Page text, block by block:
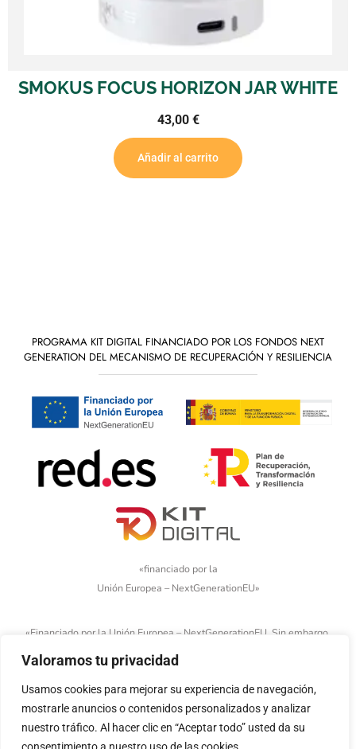
Valoramos tu privacidad
Usamos cookies para mejorar su experiencia de navegación,
mostrarle anuncios o contenidos personalizados y analizar
nuestro tráfico. Al hacer clic en “Aceptar todo” usted da su
JAR WHITE SMOKUS FOCUS
PROGRAMA KIT DIGITAL FINANCIADO POR LOS FONDOS NEXT
GENERATION DEL MECANISMO DE RECUPERACIÓN Y RESILIENCIA
«financiado por la
Unión Europea – NextGenerationEU»
«Financiado por la Unión Europea – NextGenerationEU. Sin embargo,
los puntos de vista y las opiniones expresadas son únicamente los
del autor o autores y no reflejan necesariamente los de la Unión
Europea o la Comisión Europea. Ni la Unión Europea ni la Comisión
Europea pueden ser consideradas responsables de las mismas»